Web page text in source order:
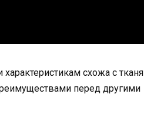
характеристикам схожа с
перед другими